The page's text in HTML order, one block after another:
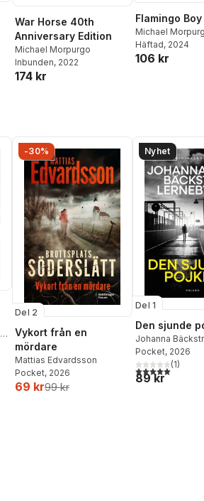
War Horse 40th
Anniversary Edition
Michael Morpurgo
Inbunden, 2022
174 kr
Flamingo Boy
Michael
Häftad, 2024
106 kr
-30%
Del 2
Vykort från en
mördare
Mattias Edvardsson
Pocket, 2026
69 kr99 kr
Nyhet
Del 1
Den sjunde
Johanna
Lerneby
Pocket, 2026
5,0utav 5(1)
89 kr